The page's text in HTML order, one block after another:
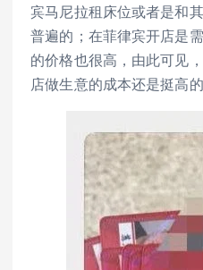
宾马尼拉租床位或者是和
普遍的；在菲律宾开店是
的价格也很高，由此可见
店做生意的成本还是挺高的